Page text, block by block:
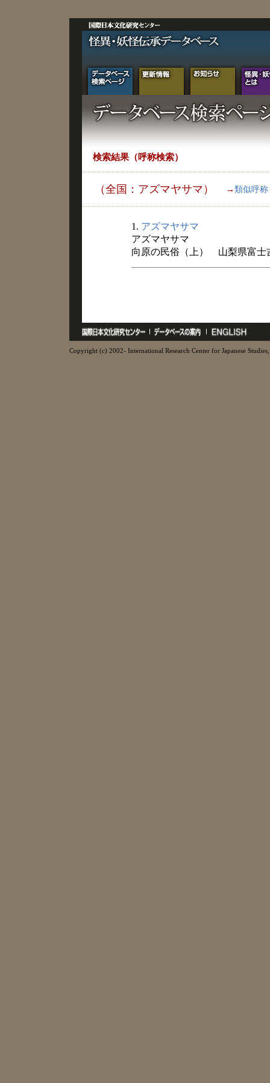
検索結果（呼称検索）
（全国：アズマヤサマ） → 類似呼称
1. アズマヤサマ
アズマヤサマ
向原の民俗（上） 山梨県富士
Copyright (c) 2002- International Research Center for Japanese